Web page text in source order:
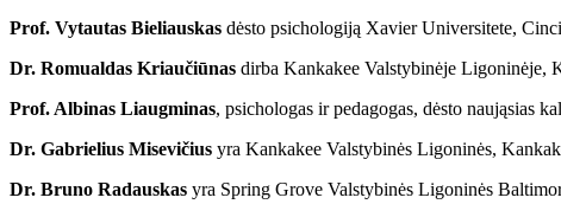
Prof. Vytautas Bieliauskas dėsto psichologiją Xavier Universitete,
Dr. Romualdas Kriaučiūnas dirba Kankakee Valstybinėje Ligoninėje,
Prof. Albinas Liaugminas, psichologas ir pedagogas, dėsto naująsias
Dr. Gabrielius Misevičius yra Kankakee Valstybinės Ligoninės,
Dr. Bruno Radauskas yra Spring Grove Valstybinės Ligoninės